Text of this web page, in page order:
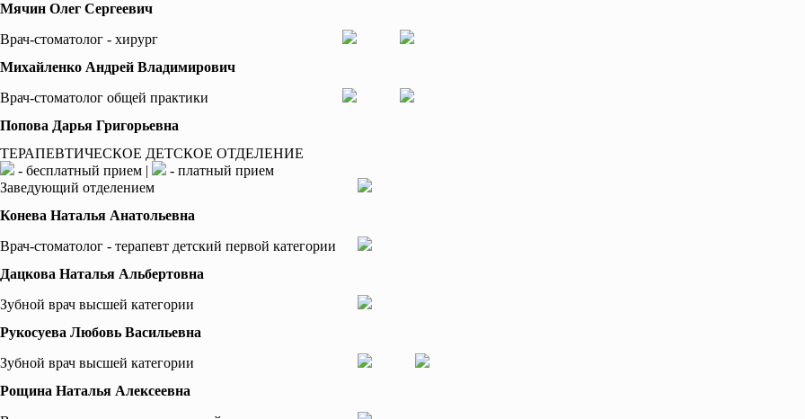
Мячин Олег Сергеевич
Врач-стоматолог - хирург
Михайленко Андрей Владимирович
Врач-стоматолог общей практики
Попова Дарья Григорьевна
ТЕРАПЕВТИЧЕСКОЕ ДЕТСКОЕ ОТДЕЛЕНИЕ
- бесплатный прием |
- платный прием
Заведующий отделением
Конева Наталья Анатольевна
Врач-стоматолог - терапевт детский первой категории
Дацкова Наталья Альбертовна
Зубной врач высшей категории
Рукосуева Любовь Васильевна
Зубной врач высшей категории
Рощина Наталья Алексеевна